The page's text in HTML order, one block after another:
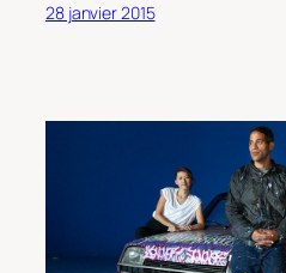
28 janvier 2015